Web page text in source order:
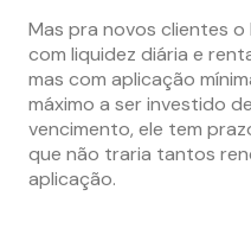
Mas pra novos clientes o
com liquidez diária e
mas com aplicação
máximo a ser investido
vencimento, ele tem
que não traria tantos
aplicação.